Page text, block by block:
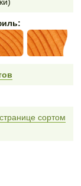
сортом